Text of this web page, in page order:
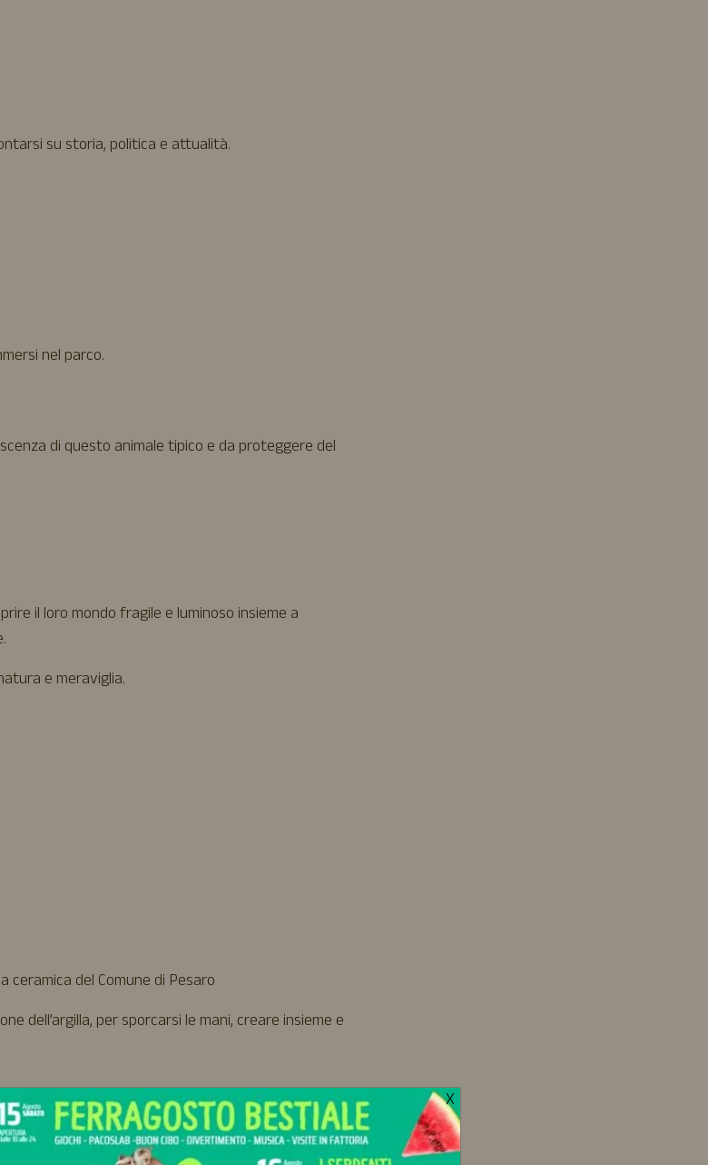
su storia, politica e attualità.
nel parco.
di questo animale tipico e da proteggere del
il loro mondo fragile e luminoso insieme a
e meraviglia.
del Comune di Pesaro
dell’argilla, per sporcarsi le mani, creare insieme e
under12 e dai 12-99 anni
X